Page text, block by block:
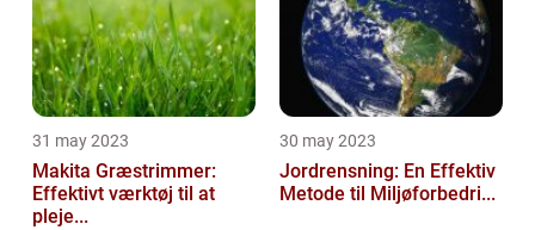
31 may 2023
Makita Græstrimmer:
Effektivt værktøj til at
pleje...
30 may 2023
Jordrensning: En Effektiv
Metode til Miljøforbedri...